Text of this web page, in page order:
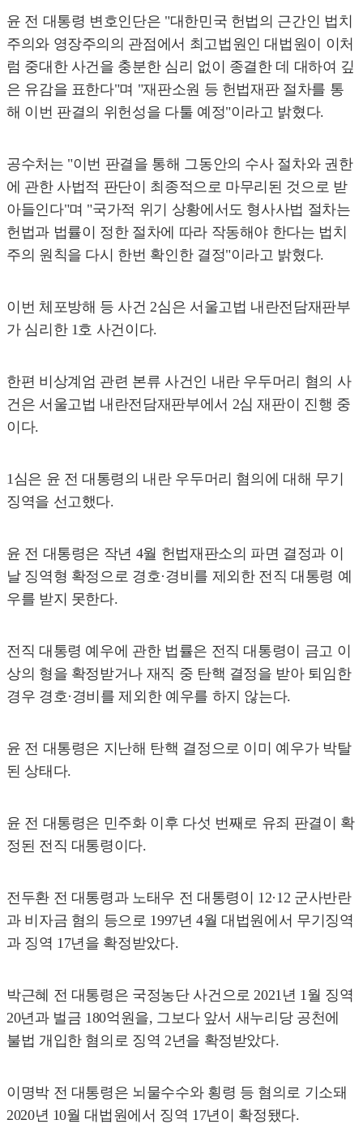
윤 전 대통령 변호인단은 "대한민국 헌법의 근간인 법치
주의와 영장주의의 관점에서 최고법원인 대법원이 이처
럼 중대한 사건을 충분한 심리 없이 종결한 데 대하여 깊
은 유감을 표한다"며 "재판소원 등 헌법재판 절차를 통
해 이번 판결의 위헌성을 다툴 예정"이라고 밝혔다.
공수처는 "이번 판결을 통해 그동안의 수사 절차와 권한
에 관한 사법적 판단이 최종적으로 마무리된 것으로 받
아들인다"며 "국가적 위기 상황에서도 형사사법 절차는
헌법과 법률이 정한 절차에 따라 작동해야 한다는 법치
주의 원칙을 다시 한번 확인한 결정"이라고 밝혔다.
이번 체포방해 등 사건 2심은 서울고법 내란전담재판부
가 심리한 1호 사건이다.
한편 비상계엄 관련 본류 사건인 내란 우두머리 혐의 사
건은 서울고법 내란전담재판부에서 2심 재판이 진행 중
이다.
1심은 윤 전 대통령의 내란 우두머리 혐의에 대해 무기
징역을 선고했다.
윤 전 대통령은 작년 4월 헌법재판소의 파면 결정과 이
날 징역형 확정으로 경호·경비를 제외한 전직 대통령 예
우를 받지 못한다.
전직 대통령 예우에 관한 법률은 전직 대통령이 금고 이
상의 형을 확정받거나 재직 중 탄핵 결정을 받아 퇴임한
경우 경호·경비를 제외한 예우를 하지 않는다.
윤 전 대통령은 지난해 탄핵 결정으로 이미 예우가 박탈
된 상태다.
윤 전 대통령은 민주화 이후 다섯 번째로 유죄 판결이 확
정된 전직 대통령이다.
전두환 전 대통령과 노태우 전 대통령이 12·12 군사반란
과 비자금 혐의 등으로 1997년 4월 대법원에서 무기징역
과 징역 17년을 확정받았다.
박근혜 전 대통령은 국정농단 사건으로 2021년 1월 징역
20년과 벌금 180억원을, 그보다 앞서 새누리당 공천에
불법 개입한 혐의로 징역 2년을 확정받았다.
이명박 전 대통령은 뇌물수수와 횡령 등 혐의로 기소돼
2020년 10월 대법원에서 징역 17년이 확정됐다.